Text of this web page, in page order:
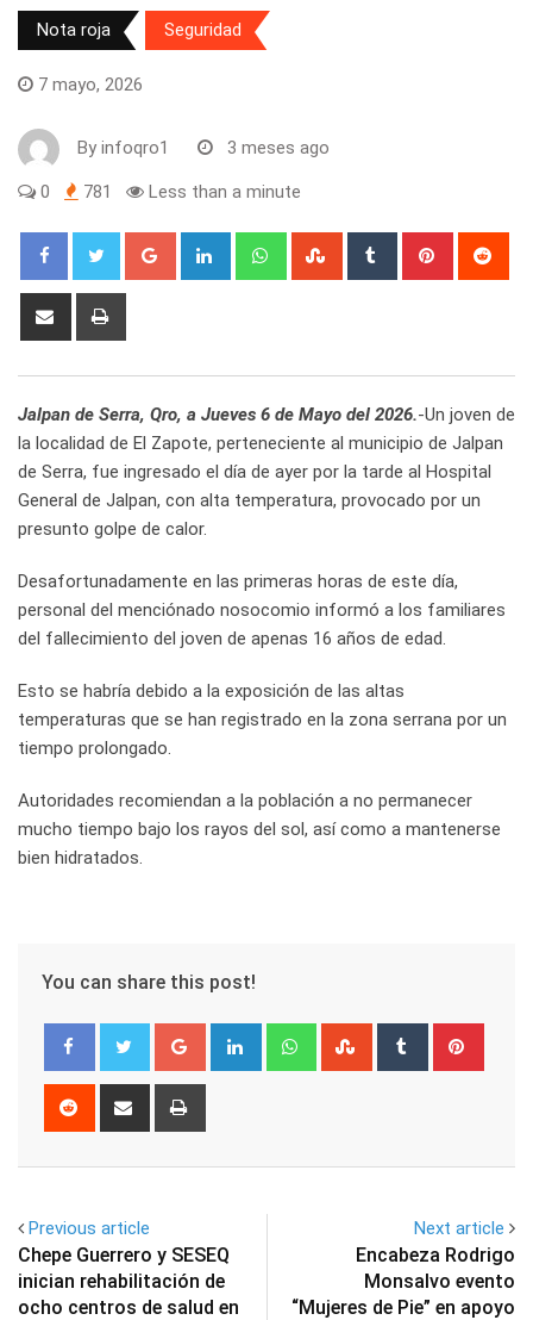
Nota roja Seguridad
7 mayo, 2026
By infoqro1 3 meses ago
0 781 Less than a minute
Google+ LinkedIn WhatsappStumbleUpon
Tumblr Pinterest
Share
Jalpan de Serra, Qro, a Jueves 6 de Mayo del 2026.-Un joven de
la localidad de El Zapote, perteneciente al municipio de Jalpan
de Serra, fue ingresado el día de ayer por la tarde al Hospital
General de Jalpan, con alta temperatura, provocado por un
presunto golpe de calor.
Desafortunadamente en las primeras horas de este día,
personal del menciónado nosocomio informó a los familiares
del fallecimiento del joven de apenas 16 años de edad.
Esto se habría debido a la exposición de las altas
temperaturas que se han registrado en la zona serrana por un
tiempo prolongado.
Autoridades recomiendan a la población a no permanecer
mucho tiempo bajo los rayos del sol, así como a mantenerse
bien hidratados.
You can share this post!
Google+ LinkedIn WhatsappStumbleUpon
Tumblr
Reddit
Share
Previous article
Chepe Guerrero y SESEQ
inician rehabilitación de
ocho centros de salud en
Next article
Encabeza Rodrigo
Monsalvo evento
“Mujeres de Pie” en apoyo